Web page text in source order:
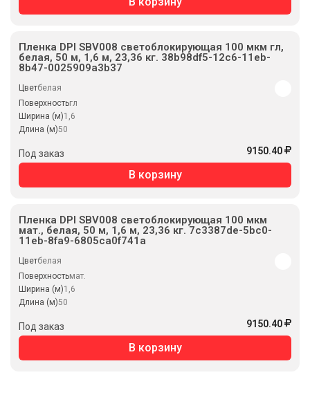
Пленка DPI SBV008 светоблокирующая 100 мкм гл,
белая, 50 м, 1,6 м, 23,36 кг. 38b98df5-12c6-11eb-
8b47-0025909a3b37
Цветбелая
Поверхностьгл
Ширина (м)1,6
Длина (м)50
Под заказ 9150.40
В корзину
Пленка DPI SBV008 светоблокирующая 100 мкм
мат., белая, 50 м, 1,6 м, 23,36 кг. 7c3387de-5bc0-
11eb-8fa9-6805ca0f741a
Цветбелая
Поверхностьмат.
Ширина (м)1,6
Длина (м)50
Под заказ 9150.40
В корзину